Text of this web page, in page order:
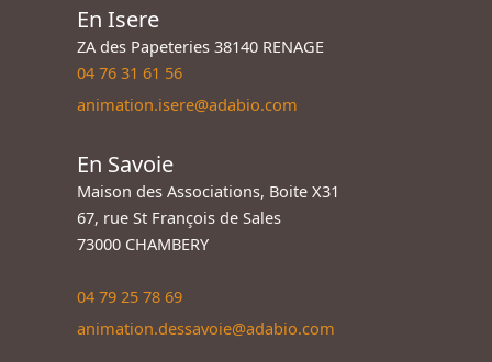
En Isere
ZA des Papeteries 38140 RENAGE
04 76 31 61 56
animation.isere@adabio.com
En Savoie
Maison des Associations, Boite X31
67, rue St François de Sales
73000 CHAMBERY
04 79 25 78 69
animation.dessavoie@adabio.com